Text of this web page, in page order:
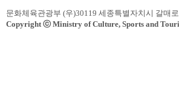
문화체육관광부 (우)30119 세종특별자치시 갈매
Copyright ⓒ Ministry of Culture, Sports and